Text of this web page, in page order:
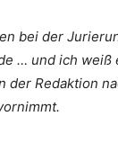
bei der
… und ich weiß
Redaktion